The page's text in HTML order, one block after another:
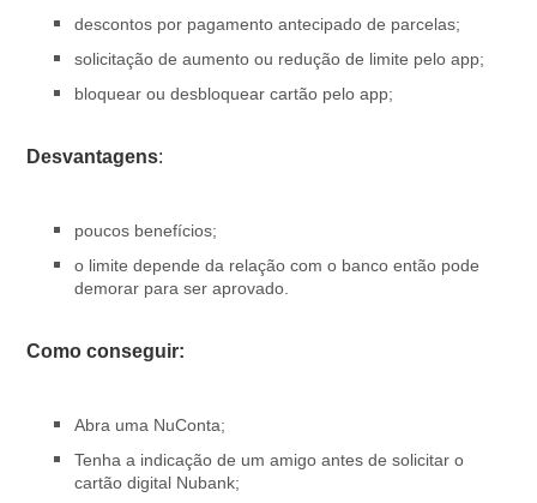
descontos por pagamento antecipado de parcelas;
solicitação de aumento ou redução de limite pelo app;
bloquear ou desbloquear cartão pelo app;
Desvantagens:
poucos benefícios;
o limite depende da relação com o banco então pode
demorar para ser aprovado.
Como conseguir:
Abra uma NuConta;
Tenha a indicação de um amigo antes de solicitar o
cartão digital Nubank;